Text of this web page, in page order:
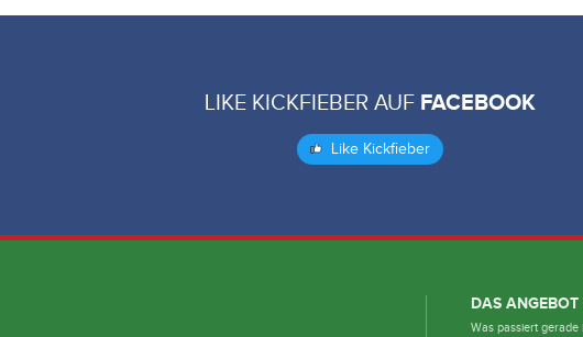
LIKE KICKFIEBER AUF FACEBOOK
Like Kickfieber
DAS
Was passiert gerade